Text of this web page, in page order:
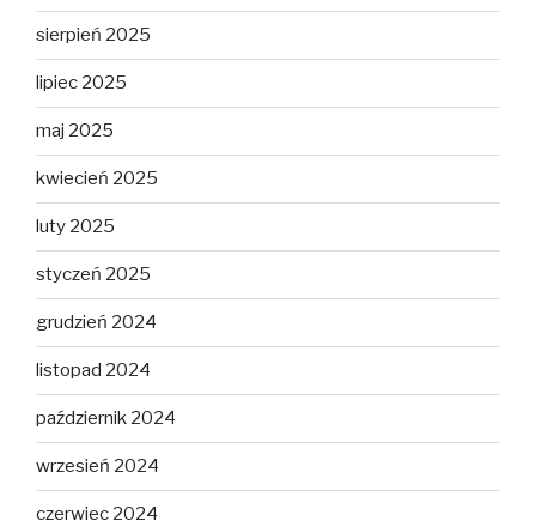
sierpień 2025
lipiec 2025
maj 2025
kwiecień 2025
luty 2025
styczeń 2025
grudzień 2024
listopad 2024
październik 2024
wrzesień 2024
czerwiec 2024